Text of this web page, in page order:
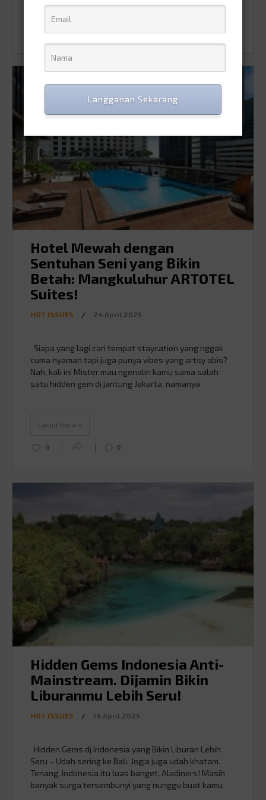
Hotel Mewah dengan
Sentuhan Seni yang Bikin
Betah: Mangkuluhur ARTOTEL
Suites!
HOT ISSUES / 24.April.2025
Siapa yang lagi cari tempat staycation yang nggak
cuma nyaman tapi juga punya vibes yang artsy abis?
Nah, kali ini Mister mau ngenalin kamu sama salah
satu hidden gem di jantung Jakarta, namanya
Lanjut baca >
0 0
Hidden Gems Indonesia Anti-
Mainstream. Dijamin Bikin
Liburanmu Lebih Seru!
HOT ISSUES / 19.April.2025
Hidden Gems dj Indonesia yang Bikin Liburan Lebih
Seru – Udah sering ke Bali. Jogja juga udah khatam.
Tenang, Indonesia itu luas banget, Aladiners! Masih
banyak surga tersembunyi yang nunggu buat kamu
Langganan Sekarang